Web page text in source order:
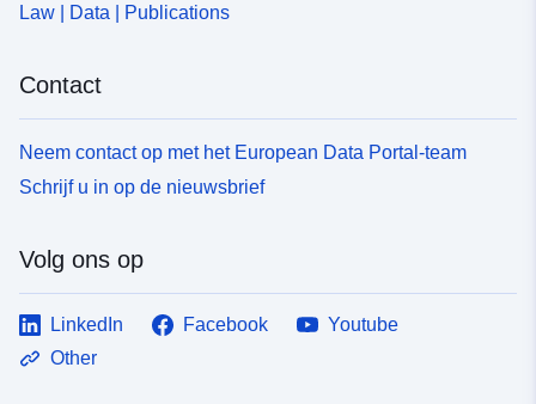
Law | Data | Publications
Contact
Neem contact op met het European Data Portal-team
Schrijf u in op de nieuwsbrief
Volg ons op
LinkedIn Facebook
Youtube
Other